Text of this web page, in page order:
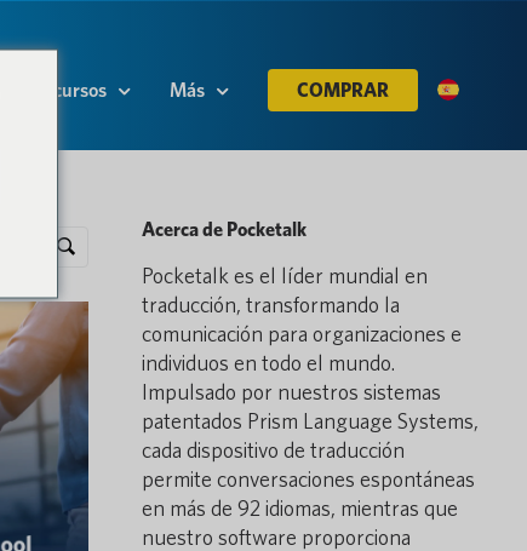
Recursos Más COMPRAR
Acerca de Pocketalk
Pocketalk es el líder mundial en
traducción, transformando la
comunicación para organizaciones e
individuos en todo el mundo.
Impulsado por nuestros sistemas
patentados Prism Language Systems,
cada dispositivo de traducción
permite conversaciones espontáneas
en más de 92 idiomas, mientras que
nuestro software proporciona